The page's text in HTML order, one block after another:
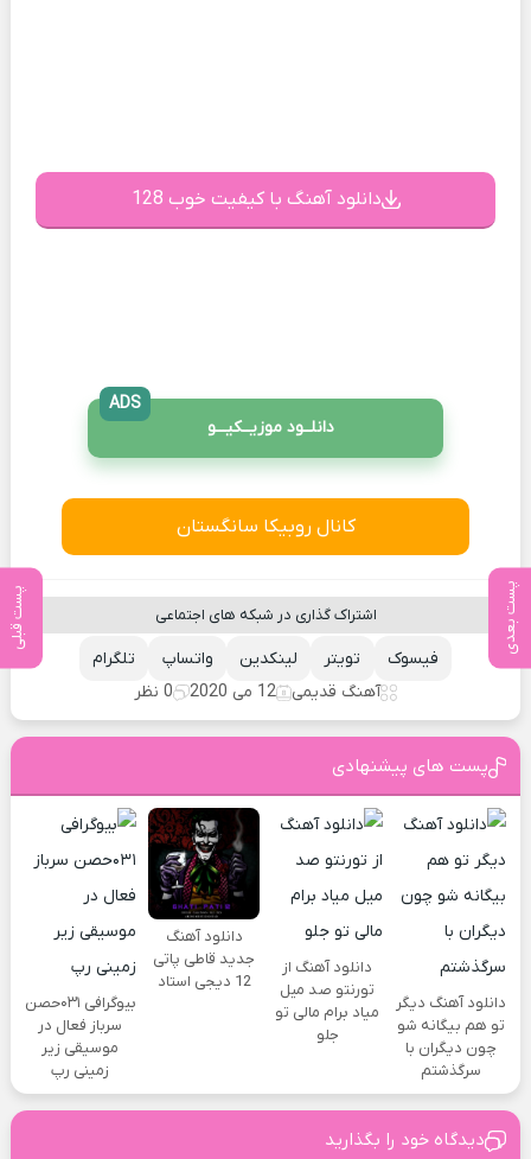
پست بعدی پست قبلی
دانلود آهنگ با کیفیت خوب 128
دانلــود موزیــکیـــو
ADS
کانال روبیکا سانگستان
اشتراک گذاری در شبکه های اجتماعی
تلگرام واتساپ لینکدین تویتر
فیسوک
آهنگ قدیمی
12 می 2020 0 نظر
پست های پیشنهادی
دانلود آهنگ دیگر
تو هم بیگانه شو
چون دیگران با
سرگذشتم
دانلود آهنگ از
تورنتو صد میل
میاد برام مالی تو
جلو
دانلود آهنگ
جدید قاطی پاتی
12 دیجی استاد
بیوگرافی ۰۳۱حصن
سرباز فعال در
موسیقی زیر
زمینی رپ
دیدگاه خود را بگذارید